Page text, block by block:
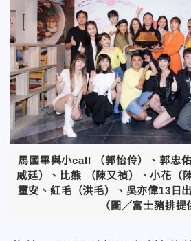
馬國畢與小call （郭怡伶）、郭忠
威廷）、比熊 （陳又禎）、小花（
璽安、紅毛（洪毛）、吳亦偉13日
（圖／富士豬排提